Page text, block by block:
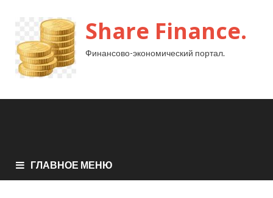
Share Finance.
Финансово-экономический портал.
ГЛАВНОЕ МЕНЮ